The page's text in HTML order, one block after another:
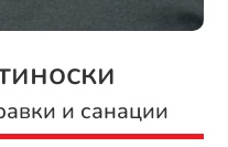
и санации